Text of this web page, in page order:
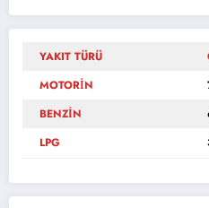
YAKIT TÜRÜ
MOTORİN
BENZİN
LPG